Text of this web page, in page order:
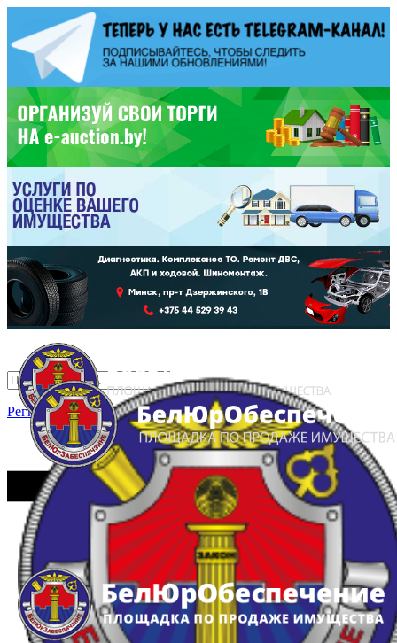
Регистрация Вход
Главная
Арестованное имущество
Реестр несостоявшихся торгов
Реестр переоценок
Частное имущество